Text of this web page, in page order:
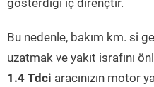
gösterdiği iç dirençtir.
Bu nedenle, bakım km. si
uzatmak ve yakıt israfını
1.4 Tdci aracınızın motor